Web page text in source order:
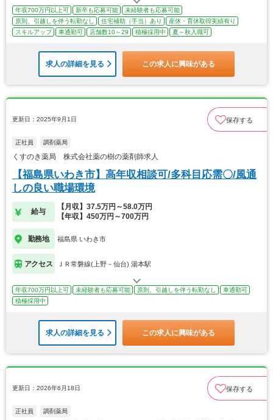
年収700万円以上可 新卒も応募可能
未経験者も応募可能
原則、引越しを伴う転勤なし
住宅補助（手当）あり
産休・育休取得実績有り
スキルアップ
車通勤可 店舗数10～29 積極採用中 夏～秋入職可
求人の詳細を見る この求人に興味がある
更新日：2025年9月1日 保存する
正社員 調剤薬局
くすのき薬局 株式会社薬の樹の薬剤師求人
【福島県いわき市】高年収相談可/多科目応需〇/風通
しの良い職場環境
給与
【月収】37.5万円～58.0万円
【年収】450万円～700万円
勤務地 福島県 いわき市
アクセス ＪＲ常磐線(上野－仙台) 湯本駅
年収700万円以上可 未経験者も応募可能 原則、引越しを伴う転勤なし
車通勤可
積極採用中
求人の詳細を見る この求人に興味がある
更新日：2026年6月18日 保存する
正社員 調剤薬局